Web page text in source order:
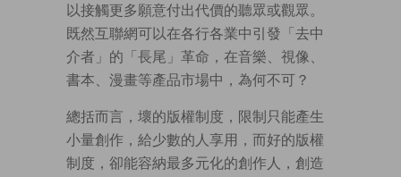
以接觸更多願意付出代價的聽眾或觀眾。
既然互聯網可以在各行各業中引發「去中
介者」的「長尾」革命，在音樂、視像、
書本、漫畫等產品市場中，為何不可？
總括而言，壞的版權制度，限制只能產生
小量創作，給少數的人享用，而好的版權
制度，卻能容納最多元化的創作人，創造